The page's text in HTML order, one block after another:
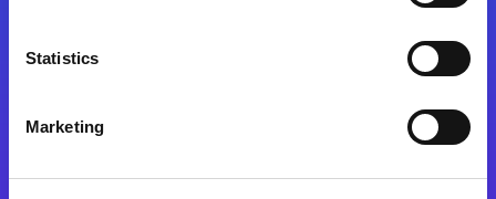
Statistics
Marketing